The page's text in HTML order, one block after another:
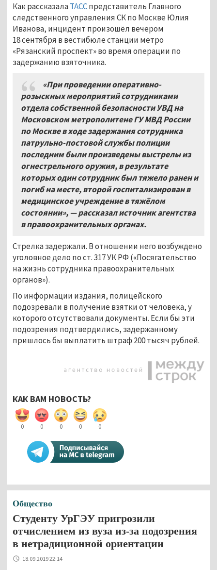
Как рассказалаТАССпредставитель Главного
следственного управления СК по Москве Юлия
Иванова, инцидент произошёл вечером
18 сентября в вестибюле станции метро
«Рязанский проспект» во время операции по
задержанию взяточника.
«При проведении оперативно-
розыскных мероприятий сотрудниками
отдела собственной безопасности УВД на
Московском метрополитене ГУ МВД России
по Москве в ходе задержания сотрудника
патрульно-постовой службы полиции
последним были произведены выстрелы из
огнестрельного оружия, в результате
которых один сотрудник был тяжело ранен и
погиб на месте, второй госпитализирован в
медицинское учреждение в тяжёлом
состоянии», — рассказал источник агентства
в правоохранительных органах.
Стрелка задержали. В отношении него возбуждено
уголовное дело по ст. 317 УК РФ («Посягательство
на жизнь сотрудника правоохранительных
органов»).
По информации издания, полицейского
подозревали в получение взятки от человека, у
которого отсутствовали документы. Если бы эти
подозрения подтвердились, задержанному
пришлось бы выплатить штраф 200 тысяч рублей.
КАК ВАМ НОВОСТЬ?
0 0 0 0 0
Общество
Студенту УрГЭУ пригрозили
отчислением из вуза из-за подозрения
в нетрадиционной ориентации
18.09.2019 22:14